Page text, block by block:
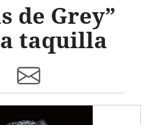
de Grey”
taquilla